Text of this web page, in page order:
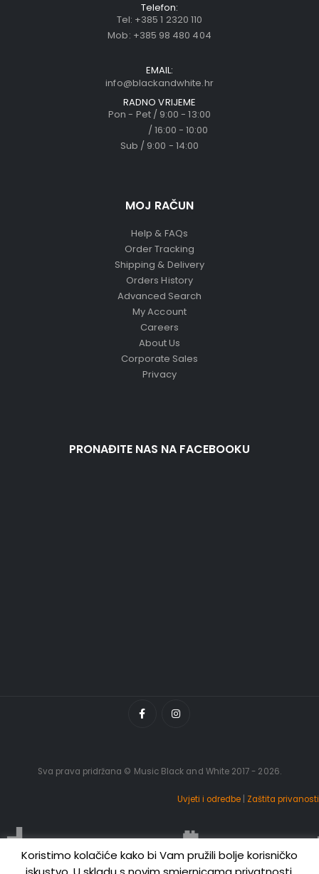
Telefon:
Tel: +385 1 2320 110
Mob: +385 98 480 404
EMAIL:
info@blackandwhite.hr
RADNO VRIJEME
Pon - Pet / 9:00 - 13:00
/ 16:00 - 10:00
Sub / 9:00 - 14:00
MOJ RAČUN
Help & FAQs
Order Tracking
Shipping & Delivery
Orders History
Advanced Search
My Account
Careers
About Us
Corporate Sales
Privacy
PRONAĐITE NAS NA FACEBOOKU
Sva prava pridržana © Music Black and White 2017 - 2026.
Uvjeti i odredbe Zaštita privanosti
Koristimo kolačiće kako bi Vam pružili bolje korisničko